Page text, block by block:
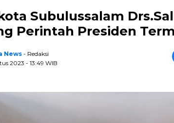
Subulussalam
Perintah Presiden
News- Redaksi
2023 - 13:49 WIB